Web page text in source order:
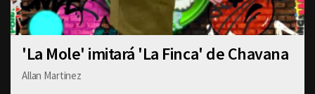
'La Mole' imitará 'La Finca' de Chavana
Allan Martinez